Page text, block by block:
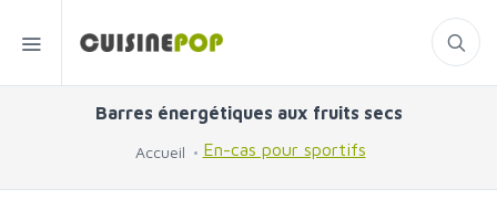
Barres énergétiques aux fruits secs
Accueil En-cas pour sportifs